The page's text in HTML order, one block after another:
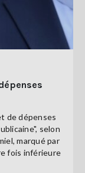
de dépenses
selon
marqué par
fois inférieure